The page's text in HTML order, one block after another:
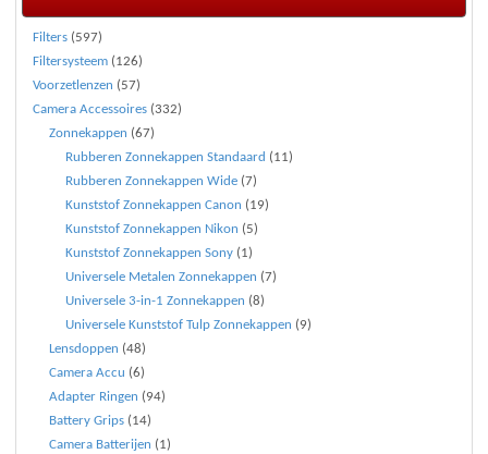
Filters (597)
Filtersysteem (126)
Voorzetlenzen (57)
Camera Accessoires (332)
Zonnekappen (67)
Rubberen Zonnekappen Standaard (11)
Rubberen Zonnekappen Wide (7)
Kunststof Zonnekappen Canon (19)
Kunststof Zonnekappen Nikon (5)
Kunststof Zonnekappen Sony (1)
Universele Metalen Zonnekappen (7)
Universele 3-in-1 Zonnekappen (8)
Universele Kunststof Tulp Zonnekappen (9)
Lensdoppen (48)
Camera Accu (6)
Adapter Ringen (94)
Battery Grips (14)
Camera Batterijen (1)